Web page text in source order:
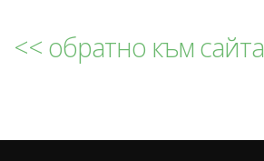
<< обратно към сайта